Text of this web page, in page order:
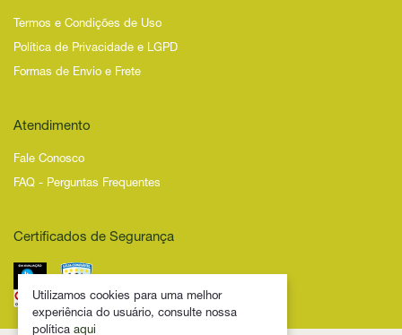
Termos e Condições de Uso
Política de Privacidade e LGPD
Formas de Envio e Frete
Atendimento
Fale Conosco
FAQ - Perguntas Frequentes
Certificados de Segurança
Utilizamos cookies para uma melhor
experiência do usuário, consulte nossa
política aqui